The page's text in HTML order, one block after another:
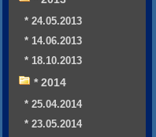
* 24.05.2013
* 14.06.2013
* 18.10.2013
* 2014
* 25.04.2014
* 23.05.2014